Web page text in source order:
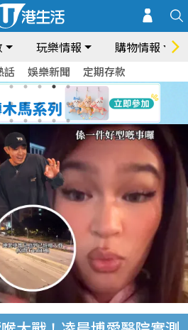
玩樂情報 購物情報
話 娛樂新聞 定期存款